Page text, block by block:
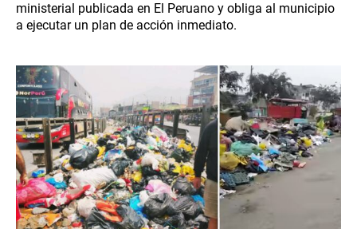
ministerial publicada en El Peruano y obliga al municipio
a ejecutar un plan de acción inmediato.